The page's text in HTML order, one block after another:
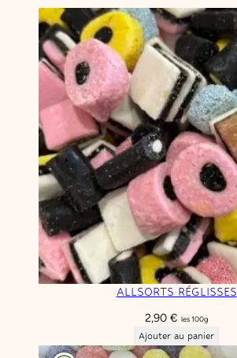
a
m
e
l
ALLSORTS RÉGLISSES
2,90 € les 100g
Ajouter au panier